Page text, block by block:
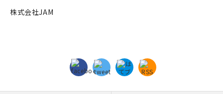
株式会社JAM